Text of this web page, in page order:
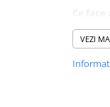
este
Alex
VEZI